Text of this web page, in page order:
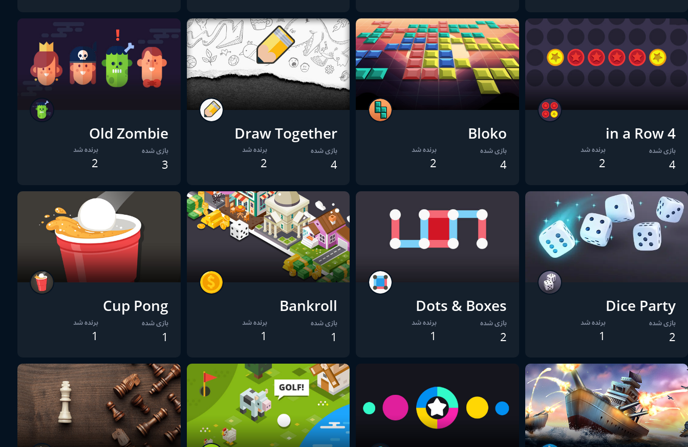
4 in a Row
بازی شده
4
برنده شد
2
Bloko
بازی شده
4
برنده شد
2
Draw Together
بازی شده
4
برنده شد
2
Old Zombie
بازی شده
3
برنده شد
2
Dice Party
بازی شده
2
برنده شد
1
Dots & Boxes
بازی شده
2
برنده شد
1
Bankroll
بازی شده
1
برنده شد
1
Cup Pong
بازی شده
1
برنده شد
1